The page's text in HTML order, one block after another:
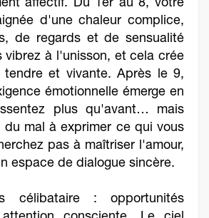
affectif. Du 1er au 8, votre
d'une chaleur complice,
de regards et de sensualité
vibrez à l'unisson, et cela crée
tendre et vivante. Après le 9,
émotionnelle émerge en
plus qu'avant… mais
du mal à exprimer ce qui vous
pas à maîtriser l'amour,
espace de dialogue sincère.
célibataire : opportunités